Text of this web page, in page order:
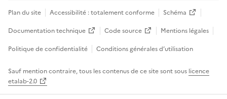
Plan du site Accessibilité : totalement conforme
Schéma
Documentation technique
Code source
Mentions légales
Politique de confidentialité
Conditions générales d’utilisation
Sauf mention contraire, tous les contenus de ce site sont sous licence
etalab-2.0